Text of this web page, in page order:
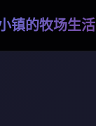
镇的牧场生活